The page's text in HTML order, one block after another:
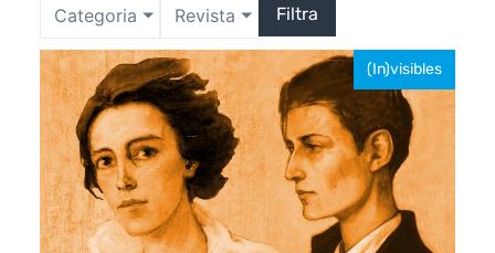
Categoria Revista Filtra
(In)visibles